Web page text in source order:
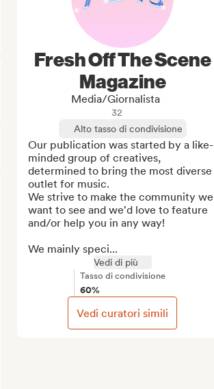
Fresh Off The Scene
Magazine
Media/Giornalista
32
Alto tasso di condivisione
Our publication was started by a like-
minded group of creatives,
determined to bring the most diverse
outlet for music.
We strive to make the community we
want to see and we'd love to feature
and/or help you in any way!
We mainly speci...
Vedi di più
Tasso di condivisione
60%
Vedi curatori simili